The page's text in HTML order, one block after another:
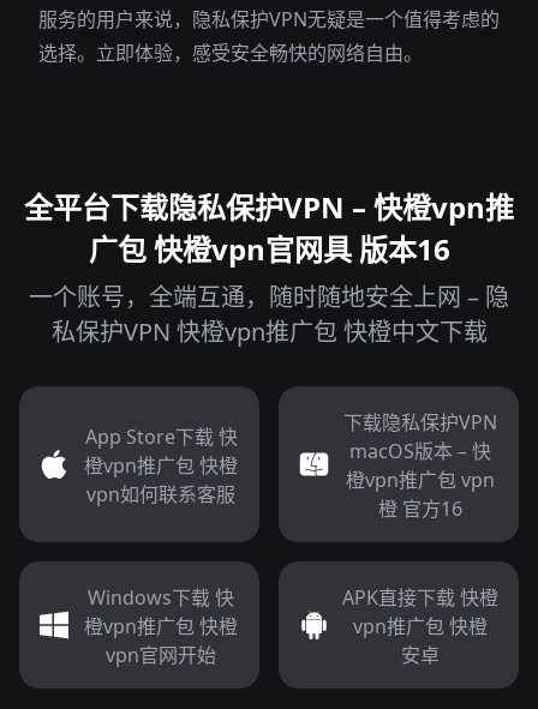
服务的用户来说，隐私保护VPN无疑是一个值得考虑的
选择。立即体验，感受安全畅快的网络自由。
全平台下载隐私保护VPN – 快橙vpn推
广包 快橙vpn官网具 版本16
一个账号，全端互通，随时随地安全上网 – 隐
私保护VPN 快橙vpn推广包 快橙中文下载
App Store下载 快
橙vpn推广包 快橙
vpn如何联系客服
下载隐私保护VPN
macOS版本 – 快
橙vpn推广包 vpn
橙 官方16
Windows下载 快
橙vpn推广包 快橙
vpn官网开始
APK直接下载 快橙
vpn推广包 快橙
安卓